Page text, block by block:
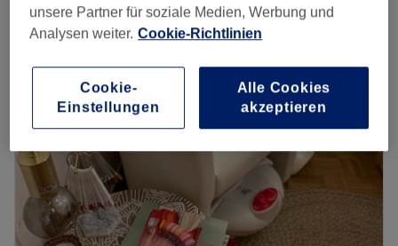
Montag
Donnerstag
09:00–19:00
09:00
Sonntag
Geschlossen
Pour une pose de qualité, il est primordiale de respecter
un délais de 3 à 4 semaines entre chaque rendez-vous.
unsere Partner für soziale Medien, Werbung und
Analysen weiter. Cookie-Richtlinien
Alle Cookies
akzeptieren
Cookie-
Einstellungen